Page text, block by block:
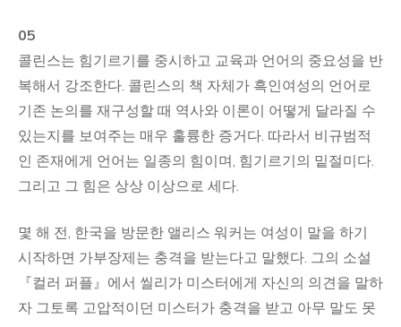
05
콜린스는 힘기르기를 중시하고 교육과 언어의 중요성을 반
복해서 강조한다. 콜린스의 책 자체가 흑인여성의 언어로
기존 논의를 재구성할 때 역사와 이론이 어떻게 달라질 수
있는지를 보여주는 매우 훌륭한 증거다. 따라서 비규범적
인 존재에게 언어는 일종의 힘이며, 힘기르기의 밑절미다.
그리고 그 힘은 상상 이상으로 세다.
몇 해 전, 한국을 방문한 앨리스 워커는 여성이 말을 하기
시작하면 가부장제는 충격을 받는다고 말했다. 그의 소설
『컬러 퍼플』에서 씰리가 미스터에게 자신의 의견을 말하
자 그토록 고압적이던 미스터가 충격을 받고 아무 말도 못